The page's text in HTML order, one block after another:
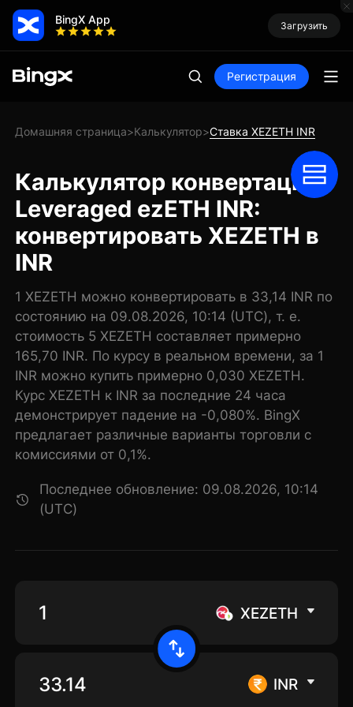
BingX App Загрузить
Регистрация
Домашняя страница>Калькулятор>Ставка XEZETH INR
Калькулятор конвертации
Leveraged ezETH INR:
конвертировать XEZETH в
INR
1 XEZETH можно конвертировать в 33,14 INR по
состоянию на 09.08.2026, 10:14 (UTC), т. е.
стоимость 5 XEZETH составляет примерно
165,70 INR. По курсу в реальном времени, за 1
INR можно купить примерно 0,030 XEZETH.
Курс XEZETH к INR за последние 24 часа
демонстрирует падение на -0,080%. BingX
предлагает различные варианты торговли с
комиссиями от 0,1%.
Последнее обновление: 09.08.2026, 10:14
(UTC)
XEZETH
INR